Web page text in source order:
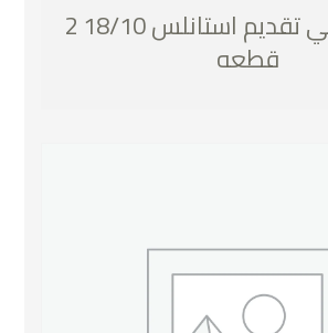
طقم صواني تقديم استانلس 18/10 2
قطعه